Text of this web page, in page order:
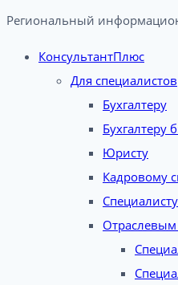
Региональный
КонсультантПлюс
Для специалистов
Бухгалтеру
Бухгалтеру
Юристу
Кадровому
Отраслевым